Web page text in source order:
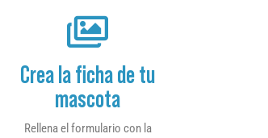
Crea la ficha de tu
mascota
Rellena el formulario con la